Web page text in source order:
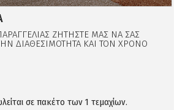
ΖΗΤΗΣΤΕ ΜΑΣ ΝΑ ΣΑΣ
ΔΙΑΘΕΣΙΜΟΤΗΤΑ ΚΑΙ ΤΟΝ ΧΡΟΝΟ
σε πακέτο των 1 τεμαχίων.